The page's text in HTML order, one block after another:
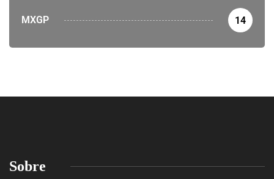
MXGP 14
Sobre